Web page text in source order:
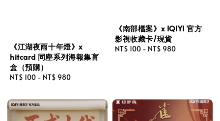
《江湖夜雨十年燈》x
hitcard 同塵系列海報集盲
盒（預購）
Regular
NT$ 100 - NT$ 980
《南部檔案》x IQIYI 官方
影視收藏卡/現貨
Regular
NT$ 100 - NT$ 980